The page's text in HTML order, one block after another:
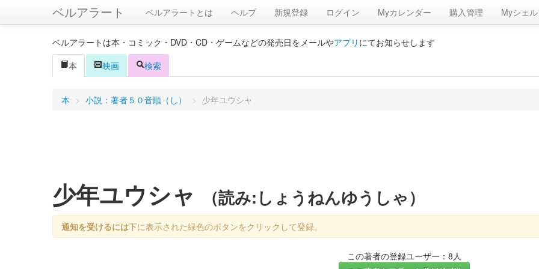
ベルアラート ベルアラートとは ヘルプ 新規登録 ログイン Myカレンダー 購入管理 Myシェル
ベルアラートは本・コミック・DVD・CD・ゲームなどの発売日をメールやアプリ にてお知らせします
本
映画 検索
本 > 小説：著者５０音順（し） > 少年ユウシャ
少年ユウシャ （読み:しょうねんゆうしゃ）
通知を受けるには下に表示された緑色のボタンをクリックして登録。
この著者の登録ユーザー：8人